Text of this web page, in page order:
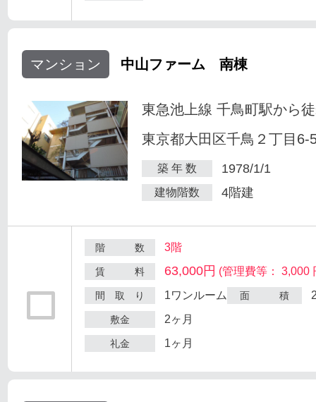
マンション 中山ファーム 南棟
東急池上線 千鳥町駅から
東京都大田区千鳥２丁目6-
築 年 数 1978/1/1
建物階数 4階建
階 数 3階
賃 料 63,000円 (管理費等： 3,000
間 取 り 1ワンルーム 面 積
敷金 2ヶ月
礼金 1ヶ月